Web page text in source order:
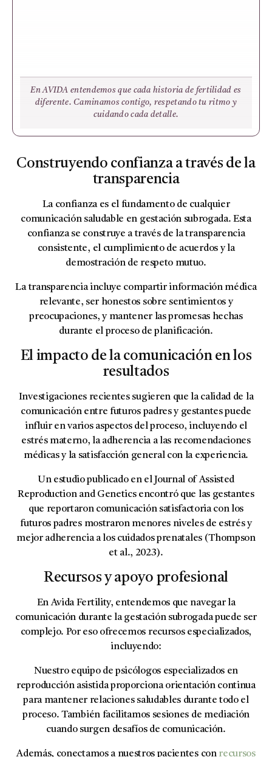
En AVIDA entendemos que cada historia de fertilidad es
diferente. Caminamos contigo, respetando tu ritmo y
cuidando cada detalle.
Construyendo confianza a través de la
transparencia
La confianza es el fundamento de cualquier
comunicación saludable en gestación subrogada. Esta
confianza se construye a través de la transparencia
consistente, el cumplimiento de acuerdos y la
demostración de respeto mutuo.
La transparencia incluye compartir información médica
relevante, ser honestos sobre sentimientos y
preocupaciones, y mantener las promesas hechas
durante el proceso de planificación.
El impacto de la comunicación en los
resultados
Investigaciones recientes sugieren que la calidad de la
comunicación entre futuros padres y gestantes puede
influir en varios aspectos del proceso, incluyendo el
estrés materno, la adherencia a las recomendaciones
médicas y la satisfacción general con la experiencia.
Un estudio publicado en el Journal of Assisted
Reproduction and Genetics encontró que las gestantes
que reportaron comunicación satisfactoria con los
futuros padres mostraron menores niveles de estrés y
mejor adherencia a los cuidados prenatales (Thompson
et al., 2023).
Recursos y apoyo profesional
En Avida Fertility, entendemos que navegar la
comunicación durante la gestación subrogada puede ser
complejo. Por eso ofrecemos recursos especializados,
incluyendo:
Nuestro equipo de psicólogos especializados en
reproducción asistida proporciona orientación continua
para mantener relaciones saludables durante todo el
proceso. También facilitamos sesiones de mediación
cuando surgen desafíos de comunicación.
Además, conectamos a nuestros pacientes con recursos